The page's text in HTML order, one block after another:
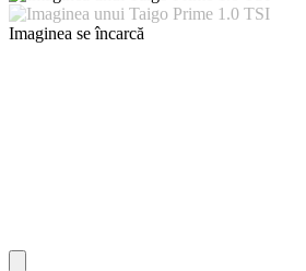
Imaginea se încarcă